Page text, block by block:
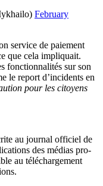
February
service de paiement
que cela impliquait.
fonctionnalités sur son
le report d’incidents en
pour les citoyens
au journal officiel de
des médias pro-
au téléchargement